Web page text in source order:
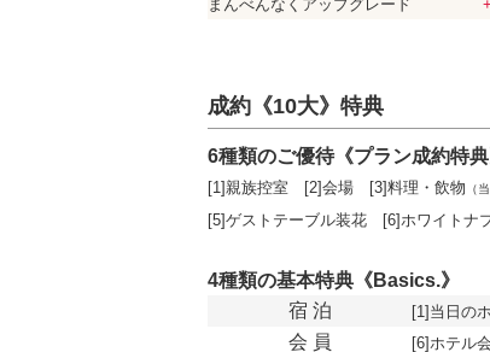
まんべんなく アップグレード
成約《10大》特典
6種類のご優待《プラン成約特典
[1]親族控室 [2]会場 [3]料理・飲物 （
[5]ゲストテーブル装花 [6]ホワイトナ
4種類の基本特典《Basics.》
宿 泊
[1]当日の
会 員 [6]ホテル